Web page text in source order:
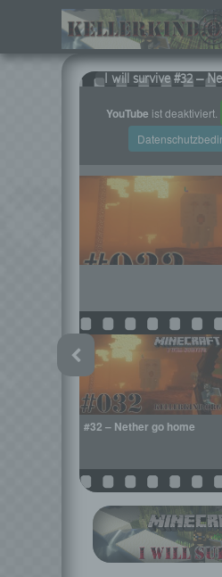
I will survive #32 –
YouTube ist deaktiviert.
#32 – Nether go home